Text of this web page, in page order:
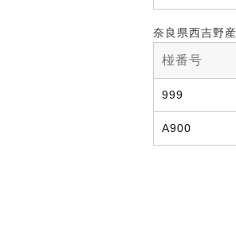
奈良県西吉野産
椪番号
999
A900